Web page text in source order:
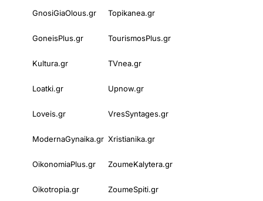
GnosiGiaOlous.gr Topikanea.gr
GoneisPlus.gr TourismosPlus.gr
Kultura.gr TVnea.gr
Loatki.gr Upnow.gr
Loveis.gr VresSyntages.gr
ModernaGynaika.gr Xristianika.gr
OikonomiaPlus.gr ZoumeKalytera.gr
Oikotropia.gr ZoumeSpiti.gr